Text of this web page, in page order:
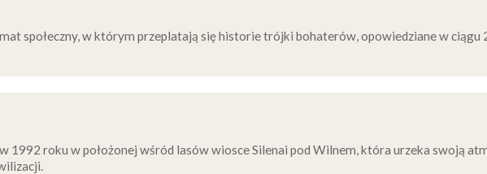
społeczny, w którym przeplatają się historie trójki bohaterów, opowiedziane w ciągu
1992 roku w położonej wśród lasów wiosce Silenai pod Wilnem, która urzeka swoją